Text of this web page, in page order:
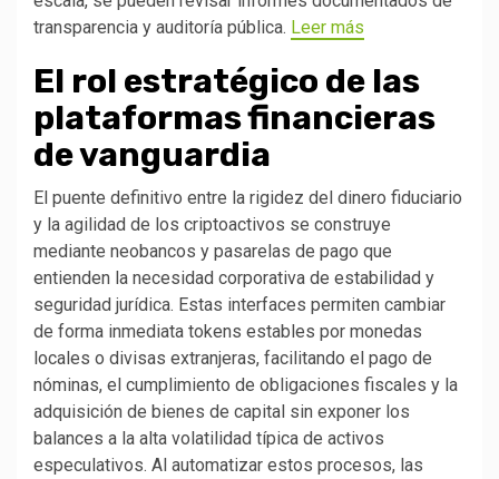
transparencia y auditoría pública. Leer más
El rol estratégico de las
plataformas financieras
de vanguardia
El puente definitivo entre la rigidez del dinero fiduciario
y la agilidad de los criptoactivos se construye
mediante neobancos y pasarelas de pago que
entienden la necesidad corporativa de estabilidad y
seguridad jurídica. Estas interfaces permiten cambiar
de forma inmediata tokens estables por monedas
locales o divisas extranjeras, facilitando el pago de
nóminas, el cumplimiento de obligaciones fiscales y la
adquisición de bienes de capital sin exponer los
balances a la alta volatilidad típica de activos
especulativos. Al automatizar estos procesos, las